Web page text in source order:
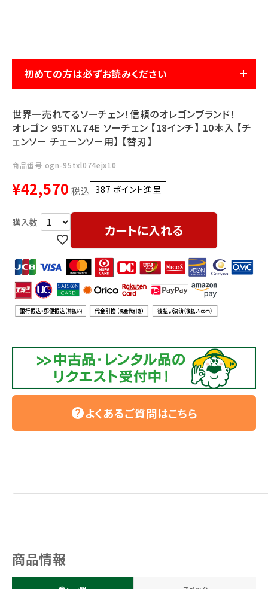
メールでのお問い合わせ
info@agriz.net
FAXでのご注文
0739-72-4532
24時間受付
初めての方は必ずお読みください
世界一売れてるソーチェン！信頼のオレゴンブランド！
オレゴン 95TXL74E ソーチェン 【18インチ】 10本入 【チ
ェンソー チェーンソー用】 【替刃】
商品番号 ogn-95txl074ejx10
¥42,570 税込 387 ポイント進呈 ]
カートに入れる
helpよくあるご質問はこちら
商品情報